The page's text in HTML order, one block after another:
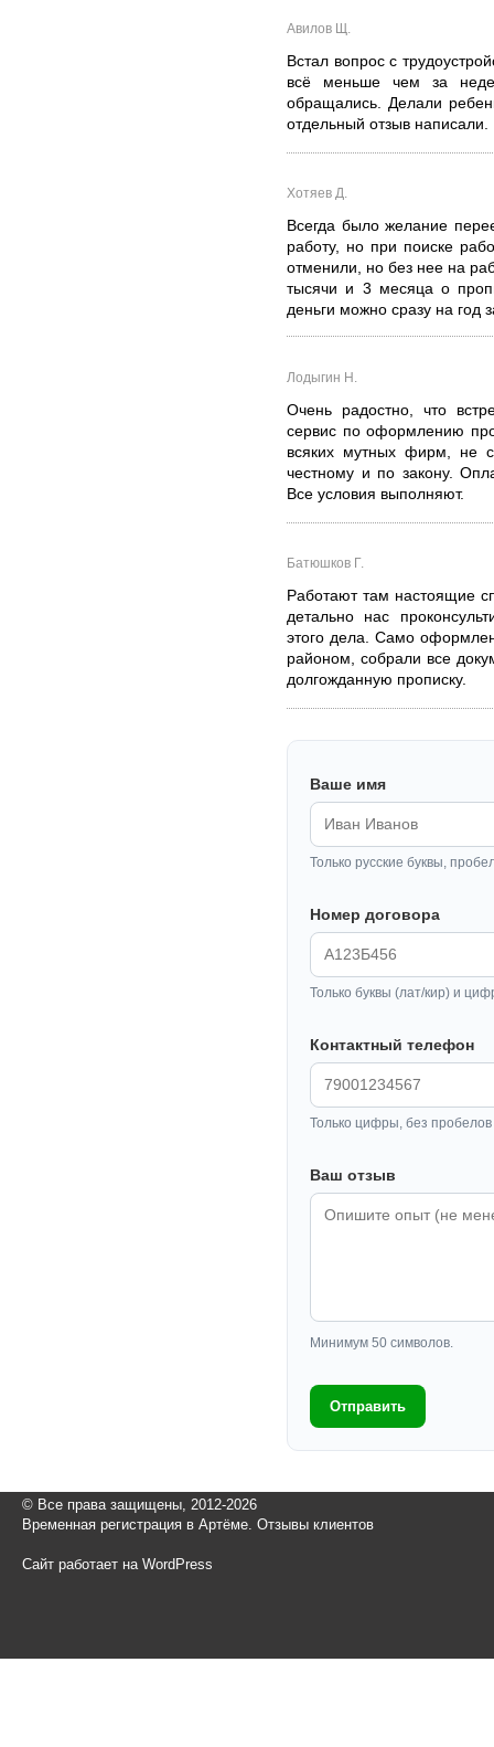
Авилов Щ.
Встал вопрос с
всё меньше чем за
обращались. Делали
отдельный отзыв
Хотяев Д.
Всегда было желание
работу, но при поиске
отменили, но без нее на
тысячи и 3 месяца о
деньги можно сразу на год
Лодыгин Н.
Очень радостно, что
сервис по оформлению
всяких мутных фирм, не
честному и по закону.
Все условия выполняют.
Батюшков Г.
Работают там настоящие
детально нас
этого дела. Само
районом, собрали все
долгожданную прописку.
Ваше имя
Только русские буквы,
Номер договора
Только буквы (лат/кир) и
Контактный телефон
Только цифры, без
Ваш отзыв
Минимум 50 символов.
Отправить
© Все права защищены, 2012-2026
Временная регистрация в Артёме. Отзывы клиентов
Сайт работает на WordPress